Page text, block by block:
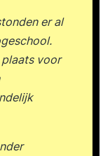
High
team
werk.
en
er al
voor